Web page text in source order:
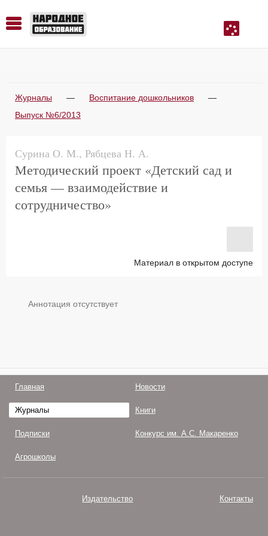
Журналы — Воспитание дошкольников
—
Выпуск №6/2013
Сурина О. М., Рябцева Н. А.
Методический проект «Детский сад и
семья — взаимодействие и
сотрудничество»
Материал в открытом доступе
Аннотация отсутствует
Главная Новости
Журналы Книги
Подписки Конкурс им. А.С. Макаренко
Агрошколы
Издательство Контакты